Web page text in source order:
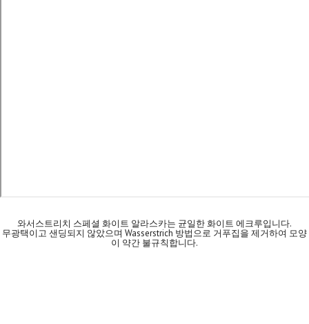
와서스트리치 스페셜 화이트 알라스카는 균일한 화이트 에크루입니다.
무광택이고 샌딩되지 않았으며 Wasserstrich 방법으로 거푸집을 제거하여 모양
이 약간 불규칙합니다.